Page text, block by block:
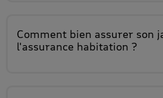
Comment bien assurer son
l'assurance habitation ?